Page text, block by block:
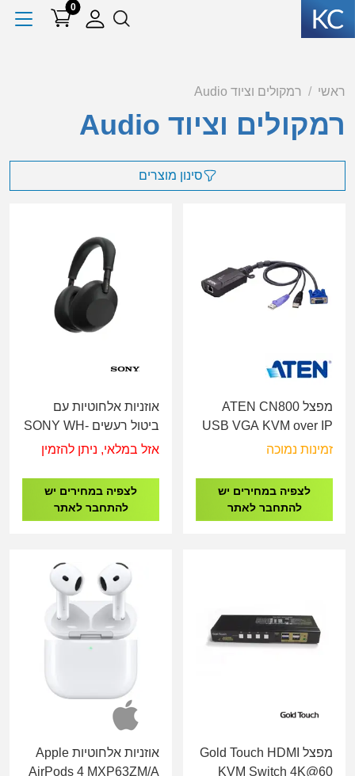
0
ראשי רמקולים וציוד Audio
רמקולים וציוד Audio
סינון מוצרים
מפצל ATEN CN800
USB VGA KVM over IP
Mini
זמינות נמוכה
לצפיה במחירים יש
להתחבר לאתר
אוזניות אלחוטיות עם
ביטול רעשים SONY WH-
1000XM6
אזל במלאי, ניתן להזמין
לצפיה במחירים יש
להתחבר לאתר
מפצל Gold Touch HDMI
KVM Switch 4K@60
אוזניות אלחוטיות Apple
AirPods 4 MXP63ZM/A